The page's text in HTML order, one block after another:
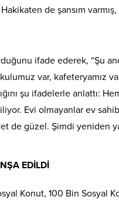
de şansım
ifade ederek, “Şu
var, kafeteryamız
şu ifadelerle anlattı:
Evi olmayanlar ev
de güzel. Şimdi yeniden
EDİLDİ
Konut, 100 Bin Sosyal